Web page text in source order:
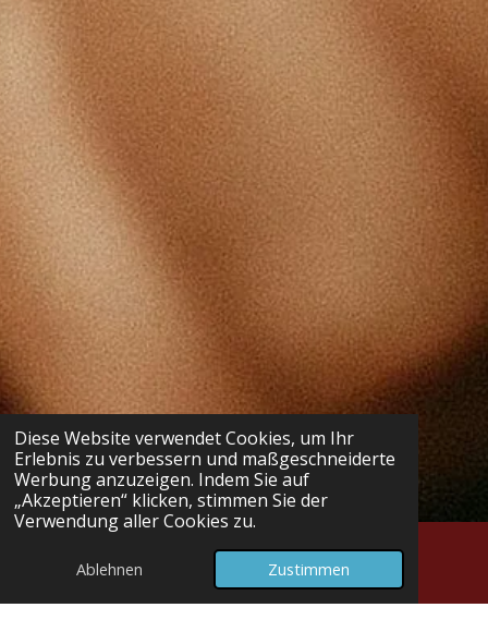
Diese Website verwendet Cookies, um Ihr
Erlebnis zu verbessern und maßgeschneiderte
Werbung anzuzeigen. Indem Sie auf
„Akzeptieren“ klicken, stimmen Sie der
Verwendung aller Cookies zu.
Ablehnen Zustimmen
E-Mail